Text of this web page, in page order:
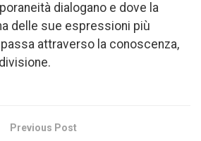
dialogano e dove la
delle sue espressioni più
attraverso la conoscenza,
Previous Post